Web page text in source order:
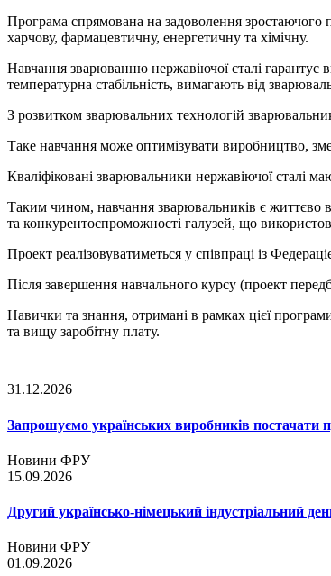
Програма спрямована на задоволення зростаючого
харчову, фармацевтичну, енергетичну та хімічну.
Навчання зварюванню нержавіючої сталі гарантує
температурна стабільність, вимагають від
З розвитком зварювальних технологій
Таке навчання може оптимізувати виробництво,
Кваліфіковані зварювальники нержавіючої сталі
Таким чином, навчання зварювальників є життєво
та конкурентоспроможності галузей, що
Проект реалізовуватиметься у співпраці із
Після завершення навчального курсу (проект
Навички та знання, отримані в рамках цієї
та вищу заробітну плату.
31.12.2026
Запрошуємо українських виробників постачати
Новини ФРУ
15.09.2026
Другий українсько-німецький індустріальний
Новини ФРУ
01.09.2026